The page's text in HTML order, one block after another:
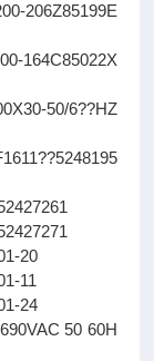
206Z85199E
164C85022X
50/6??HZ
20
11
24
50 60H